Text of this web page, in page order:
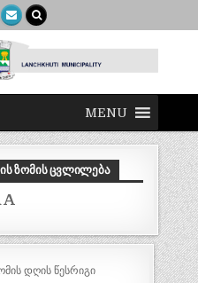
MENU
ᲖᲝᲛᲘᲡ ᲪᲕᲚᲘᲚᲔᲑᲐ
Reset
A
size.
ᲓᲦᲘᲡ ᲬᲔᲡᲠᲘᲒᲘ